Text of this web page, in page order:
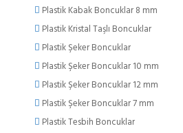
Plastik Kabak Boncuklar 8 mm
Plastik Kristal Taşlı Boncuklar
Plastik Şeker Boncuklar
Plastik Şeker Boncuklar 10 mm
Plastik Şeker Boncuklar 12 mm
Plastik Şeker Boncuklar 7 mm
Plastik Tesbih Boncuklar